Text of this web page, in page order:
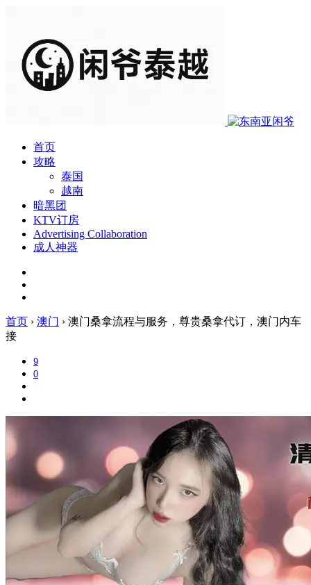
首页
攻略
泰国
越南
暗黑团
KTV订房
Advertising Collaboration
成人神器
首页 › 澳门 › 澳门桑拿流程与服务，尊贵桑拿代订，澳门内车
接
9
0